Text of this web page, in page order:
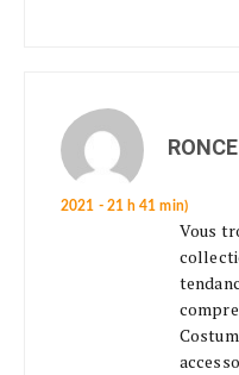
2021 - 21 h 41 min)
Vous